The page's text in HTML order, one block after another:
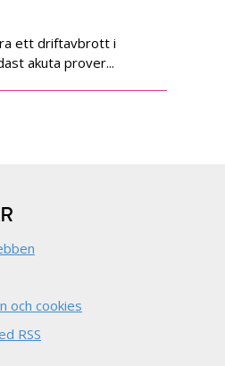
ett driftavbrott i
akuta prover...
och cookies
RSS